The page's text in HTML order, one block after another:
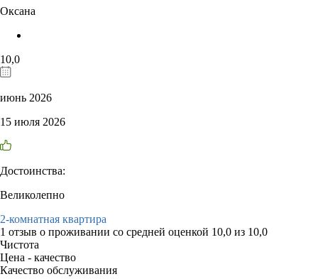
Оксана
10,0
июнь 2026
15 июля 2026
Достоинства:
Великолепно
2-комнатная квартира
1 отзыв о проживании со средней оценкой 10,0 из 10,0
Чистота
Цена - качество
Качество обслуживания